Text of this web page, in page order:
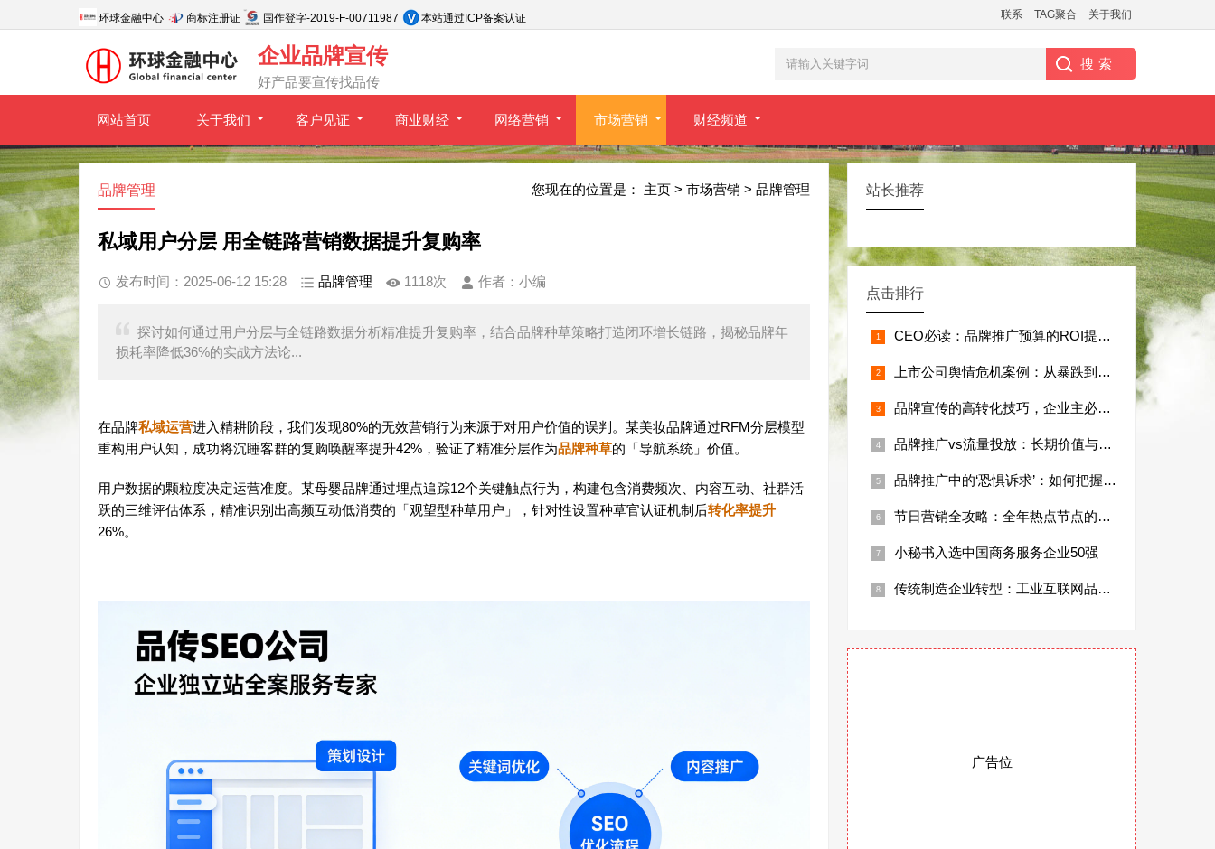
环球金融中心 商标注册证 国作登字-2019-F-00711987 本站通过ICP备案认证 联系 TAG聚合 关于我们
企业品牌宣传
好产品要宣传找品传
网站首页 关于我们 客户见证 商业财经 网络营销 市场营销 财经频道
您现在的位置是： 主页 > 市场营销 > 品牌管理
品牌管理
私域用户分层 用全链路营销数据提升复购率
发布时间：2025-06-12 15:28 品牌管理 1118次 作者： 小编
探讨如何通过用户分层与全链路数据分析精准提升复购率，结合品牌种草策略打造闭环增长链路，揭秘品牌年
损耗率降低36%的实战方法论...
在品牌私域运营进入精耕阶段，我们发现80%的无效营销行为来源于对用户价值的误判。某美妆品牌通过RFM分层模型
重构用户认知，成功将沉睡客群的复购唤醒率提升42%，验证了精准分层作为品牌种草的「导航系统」价值。
用户数据的颗粒度决定运营准度。某母婴品牌通过埋点追踪12个关键触点行为，构建包含消费频次、内容互动、社群活
跃的三维评估体系，精准识别出高频互动低消费的「观望型种草用户」，针对性设置种草官认证机制后转化率提升
26%。
站长推荐
点击排行
CEO必读：品牌推广预算的ROI提升30
上市公司舆情危机案例：从暴跌到反弹的公关
品牌宣传的高转化技巧，企业主必看！
品牌推广vs流量投放：长期价值与短期收益
品牌推广中的‘恐惧诉求’：如何把握用户心
节日营销全攻略：全年热点节点的品牌推广日
小秘书入选中国商务服务企业50强
传统制造企业转型：工业互联网品牌的推广痛
广告位